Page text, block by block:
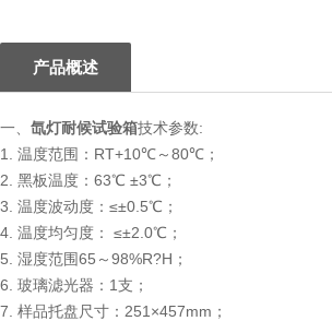
产品概述
一、 氙灯耐候试验箱技术参数:
1. 温度范围：RT+10℃～80℃；
2. 黑板温度：63℃ ±3℃；
3. 温度波动度：≤±0.5℃；
4. 温度均匀度： ≤±2.0℃；
5. 湿度范围65～98%R?H；
6. 玻璃滤光器：1支；
7. 样品托盘尺寸：251×457mm；